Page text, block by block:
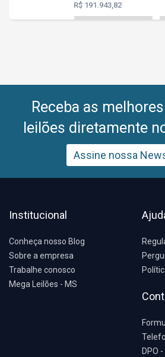
R$ 191.943,82
Receba as
leilões diretamente
Assine nossa
Institucional
Conheça nosso Blog
Sobre a empresa
Trabalhe conosco
Mega Leilões - MS
DPO